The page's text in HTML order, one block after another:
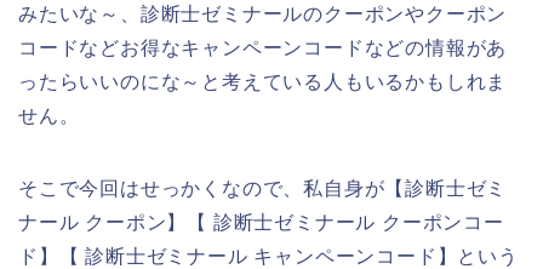
みたいな～、診断士ゼミナールのクーポンやクーポン
コードなどお得なキャンペーンコードなどの情報があ
ったらいいのにな～と考えている人もいるかもしれま
せん。
そこで今回はせっかくなので、私自身が【診断士ゼミ
ナール クーポン】【 診断士ゼミナール クーポンコー
ド】【 診断士ゼミナール キャンペーンコード】という